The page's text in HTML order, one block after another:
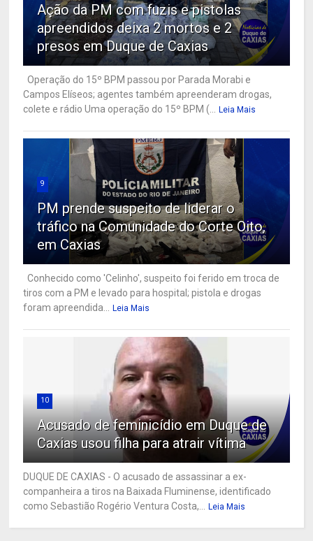
Ação da PM com fuzis e pistolas
apreendidos deixa 2 mortos e 2
presos em Duque de Caxias
Operação do 15º BPM passou por Parada Morabi e
Campos Elíseos; agentes também apreenderam drogas,
colete e rádio Uma operação do 15º BPM (...
Leia Mais
9
PM prende suspeito de liderar o
tráfico na Comunidade do Corte Oito,
em Caxias
Conhecido como 'Celinho', suspeito foi ferido em troca de
tiros com a PM e levado para hospital; pistola e drogas
foram apreendida...
Leia Mais
10
Acusado de feminicídio em Duque de
Caxias usou filha para atrair vítima
DUQUE DE CAXIAS - O acusado de assassinar a ex-
companheira a tiros na Baixada Fluminense, identificado
como Sebastião Rogério Ventura Costa,...
Leia Mais